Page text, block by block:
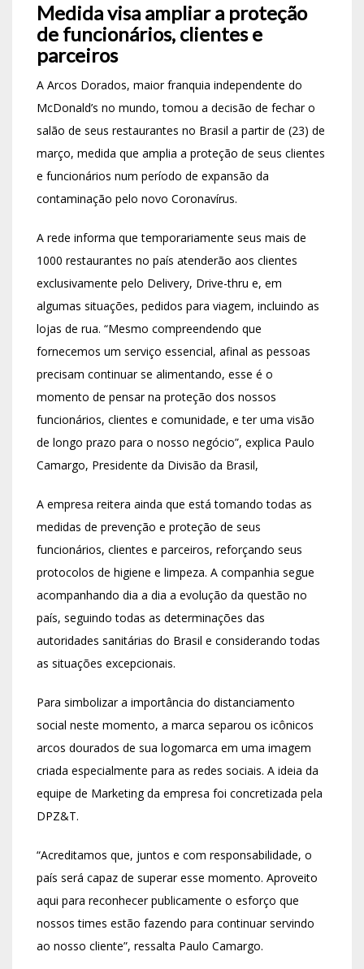
Medida visa ampliar a proteção
de funcionários, clientes e
parceiros
A Arcos Dorados, maior franquia independente do
McDonald’s no mundo, tomou a decisão de fechar o
salão de seus restaurantes no Brasil a partir de (23) de
março, medida que amplia a proteção de seus clientes
e funcionários num período de expansão da
contaminação pelo novo Coronavírus.
A rede informa que temporariamente seus mais de
1000 restaurantes no país atenderão aos clientes
exclusivamente pelo Delivery, Drive-thru e, em
algumas situações, pedidos para viagem, incluindo as
lojas de rua. “Mesmo compreendendo que
fornecemos um serviço essencial, afinal as pessoas
precisam continuar se alimentando, esse é o
momento de pensar na proteção dos nossos
funcionários, clientes e comunidade, e ter uma visão
de longo prazo para o nosso negócio”, explica Paulo
Camargo, Presidente da Divisão da Brasil,
A empresa reitera ainda que está tomando todas as
medidas de prevenção e proteção de seus
funcionários, clientes e parceiros, reforçando seus
protocolos de higiene e limpeza. A companhia segue
acompanhando dia a dia a evolução da questão no
país, seguindo todas as determinações das
autoridades sanitárias do Brasil e considerando todas
as situações excepcionais.
Para simbolizar a importância do distanciamento
social neste momento, a marca separou os icônicos
arcos dourados de sua logomarca em uma imagem
criada especialmente para as redes sociais. A ideia da
equipe de Marketing da empresa foi concretizada pela
DPZ&T.
“Acreditamos que, juntos e com responsabilidade, o
país será capaz de superar esse momento. Aproveito
aqui para reconhecer publicamente o esforço que
nossos times estão fazendo para continuar servindo
ao nosso cliente”, ressalta Paulo Camargo.